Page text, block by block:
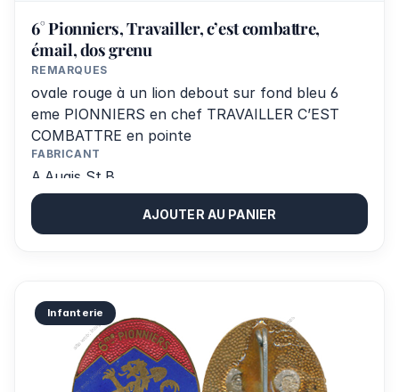
6° Pionniers, Travailler, c’est combattre,
émail, dos grenu
REMARQUES
ovale rouge à un lion debout sur fond bleu 6
eme PIONNIERS en chef TRAVAILLER C’EST
COMBATTRE en pointe
FABRICANT
A.Augis St.B.
AJOUTER AU PANIER
Infanterie